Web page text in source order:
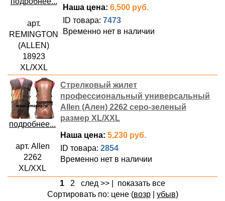
арт.
REMINGTON
(ALLEN)
18923
XL/XXL
Наша цена: 6,500 руб.
ID товара: 7473
Временно нет в наличии
подробнее...
арт. Allen
2262
XL/XXL
Стрелковый жилет
профессиональный универсальный
Allen (Ален) 2262 серо-зеленый
размер XL/XXL
Наша цена: 5,230 руб.
ID товара: 2854
Временно нет в наличии
1 2 след >>
показать все
Сортировать по: цене (возр| убыв)